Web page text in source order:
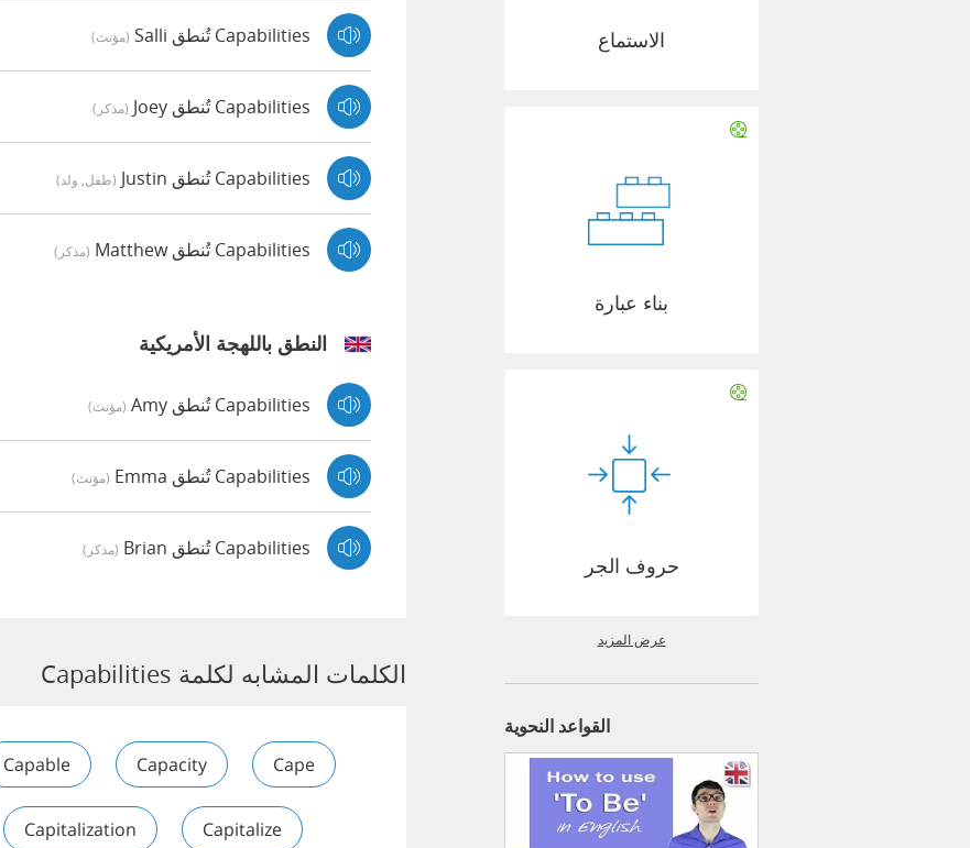
Capabilities تُنطق Salli (مؤنث)
Capabilities تُنطق Joey (مذكر)
Capabilities تُنطق Justin (طفل, ولد)
Capabilities تُنطق Matthew (مذكر)
النطق باللهجة الأمريكية
Capabilities تُنطق Amy (مؤنث)
Capabilities تُنطق Emma (مؤنث)
Capabilities تُنطق Brian (مذكر)
الكلمات المشابه لكلمة Capabilities
Capable Capacity Cape
Capitalization Capitalize
الاستماع
بناء عبارة
حروف الجر
عرض المزيد
القواعد النحوية